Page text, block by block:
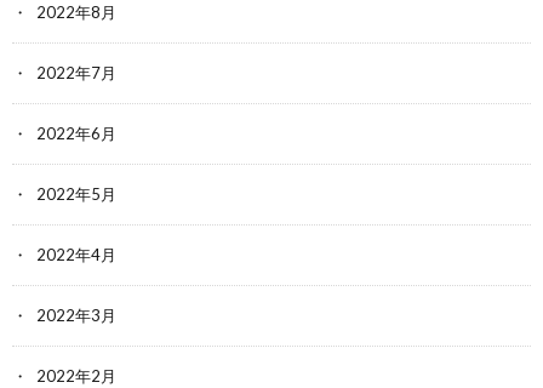
2022年8月
2022年7月
2022年6月
2022年5月
2022年4月
2022年3月
2022年2月